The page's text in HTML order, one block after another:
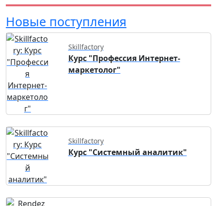
Новые поступления
Skillfactory
Курс "Профессия Интернет-
маркетолог"
Skillfactory
Курс "Системный аналитик"